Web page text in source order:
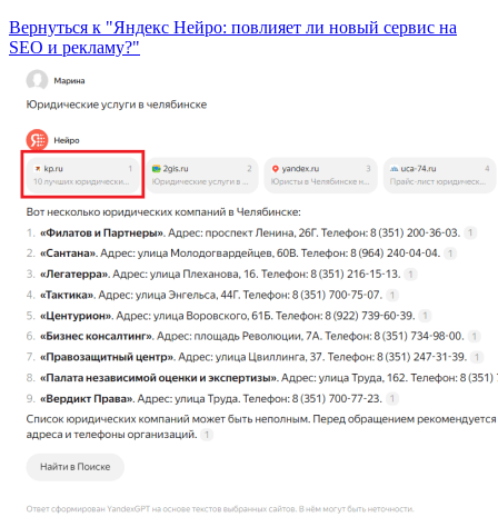
Вернуться к "Яндекс Нейро: повлияет ли новый сервис на
SEO и рекламу?"